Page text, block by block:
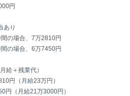
円
あり
の場合、7万2810円
の場合、6万7450円
給＋残業代）
円（月給23万円）
円（月給21万3000円）